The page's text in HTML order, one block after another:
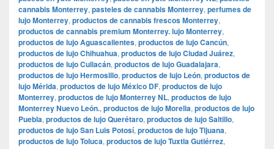
cannabis Monterrey, pasteles de cannabis Monterrey, perfumes de
lujo Monterrey, productos de cannabis frescos Monterrey,
productos de cannabis premium Monterrey. lujo Monterrey,
productos de lujo Aguascalientes, productos de lujo Cancún,
productos de lujo Chihuahua, productos de lujo Ciudad Juárez,
productos de lujo Culiacán, productos de lujo Guadalajara,
productos de lujo Hermosillo, productos de lujo León, productos de
lujo Mérida, productos de lujo México DF, productos de lujo
Monterrey, productos de lujo Monterrey NL, productos de lujo
Monterrey Nuevo León., productos de lujo Morelia, productos de lujo
Puebla, productos de lujo Querétaro, productos de lujo Saltillo,
productos de lujo San Luis Potosí, productos de lujo Tijuana,
productos de lujo Toluca, productos de lujo Tuxtla Gutiérrez,